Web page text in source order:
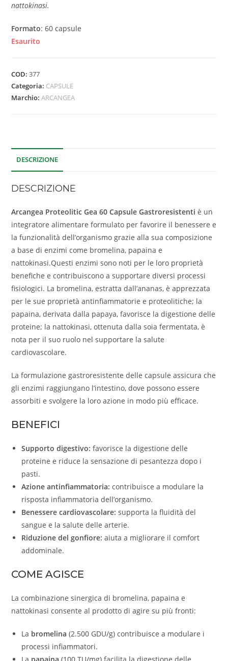
nattokinasi.
Formato: 60 capsule
Esaurito
COD:377
Categoria: CAPSULE
Marchio:ARCANGEA
DESCRIZIONE
DESCRIZIONE
Arcangea Proteolitic Gea 60 Capsule Gastroresistenti è un
integratore alimentare formulato per favorire il benessere e
la funzionalità dell’organismo grazie alla sua composizione
a base di enzimi come bromelina, papaina e
nattokinasi.Questi enzimi sono noti per le loro proprietà
benefiche e contribuiscono a supportare diversi processi
fisiologici. La bromelina, estratta dall’ananas, è apprezzata
per le sue proprietà antinfiammatorie e proteolitiche; la
papaina, derivata dalla papaya, favorisce la digestione delle
proteine; la nattokinasi, ottenuta dalla soia fermentata, è
nota per il suo ruolo nel supportare la salute
cardiovascolare.
La formulazione gastroresistente delle capsule assicura che
gli enzimi raggiungano l’intestino, dove possono essere
assorbiti e svolgere la loro azione in modo più efficace.
BENEFICI
Supporto digestivo: favorisce la digestione delle
proteine e riduce la sensazione di pesantezza dopo i
pasti.
Azione antinfiammatoria: contribuisce a modulare la
risposta infiammatoria dell’organismo.
Benessere cardiovascolare: supporta la fluidità del
sangue e la salute delle arterie.
Riduzione del gonfiore: aiuta a migliorare il comfort
addominale.
COME AGISCE
La combinazione sinergica di bromelina, papaina e
nattokinasi consente al prodotto di agire su più fronti:
La bromelina (2.500 GDU/g) contribuisce a modulare i
processi infiammatori.